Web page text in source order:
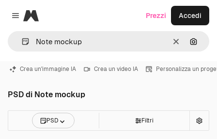
Close menu
Magnific
CancellaCerca
Prezzi Accedi
Crea un'immagine IA Crea un video IA Personalizza un
PSD di Note mockup
PSD Filtri